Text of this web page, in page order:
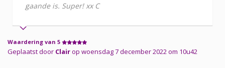
gaande is. Super! xx C
Waardering van 5
Geplaatst door Clairop woensdag 7 december 2022 om 10u42